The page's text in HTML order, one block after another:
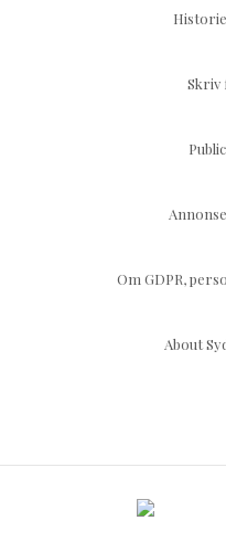
Skriv
Om GDPR,
About